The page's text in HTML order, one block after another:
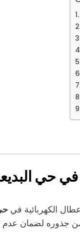
في حي
الكهربائية في
جذوره لضمان عدم